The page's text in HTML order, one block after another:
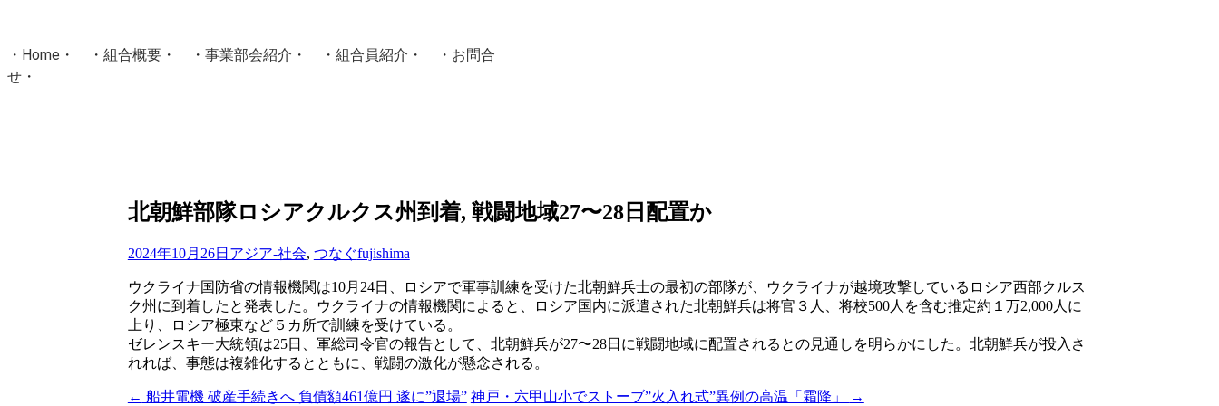
・ Home ・ ・ 組合概要 ・ ・ 事業部会紹介 ・ ・ 組合員紹介 ・ ・ お問合
せ ・
Masters組合員ログイン北朝鮮部隊ロシアクルクス州到着, 戦闘地域27〜28日配置か
2024年10月26日 アジア-社会, つなぐfujishima
ウクライナ国防省の情報機関は10月24日、ロシアで軍事訓練を受けた北朝鮮兵士の最初の部隊が、ウクライナが越境攻撃しているロシア西部クルス
ク州に到着したと発表した。ウクライナの情報機関によると、ロシア国内に派遣された北朝鮮兵は将官３人、将校500人を含む推定約１万2,000人に
上り、ロシア極東など５カ所で訓練を受けている。
ゼレンスキー大統領は25日、軍総司令官の報告として、北朝鮮兵が27〜28日に戦闘地域に配置されるとの見通しを明らかにした。北朝鮮兵が投入さ
れれば、事態は複雑化するとともに、戦闘の激化が懸念される。
← 船井電機 破産手続きへ 負債額461億円 遂に”退場” 神戸・六甲山小でストーブ”火入れ式”異例の高温「霜降」 →